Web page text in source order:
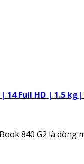
| 14 Full HD | 1.5
840 G2 là